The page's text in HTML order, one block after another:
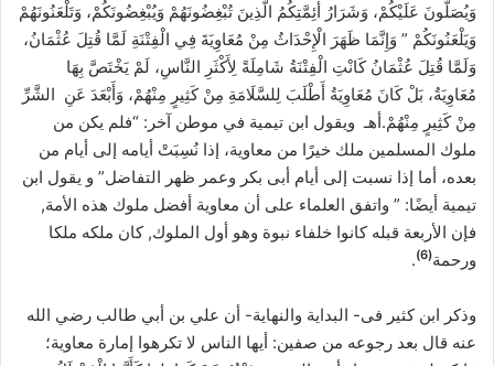
وَيُصَلُّونَ عَلَيْكُمْ، وَشَرَارُ أَئِمَّتِكُمُ الَّذِينَ تُبْغِضُونَهُمْ وَيُبْغِضُونَكُمْ، وَتَلْعَنُونَهُمْ
وَيَلْعَنُونَكُمْ ” وَإِنَّمَا ظَهَرَ الْإِحْدَاثُ مِنْ مُعَاوِيَةَ فِي الْفِتْنَةِ لَمَّا قُتِلَ عُثْمَانُ،
وَلَمَّا قُتِلَ عُثْمَانُ كَانْتِ الْفِتْنَةُ شَامِلَةً لِأَكْثَرِ النَّاسِ، لَمْ يَخْتَصَّ بِهَا
مُعَاوِيَةُ، بَلْ كَانَ مُعَاوِيَةُ أَطْلَبَ لِلسَّلَامَةِ مِنْ كَثِيرٍ مِنْهُمْ، وَأَبْعَدَ عَنِ الشَّرِّ
مِنْ كَثِيرٍ مِنْهُمْ.أهـ ويقول ابن تيمية في موطن آخر: “فلم يكن من
ملوك المسلمين ملك خيرًا من معاوية، إذا نُسِبَتْ أيامه إلى أيام من
بعده، أما إذا نسبت إلى أيام أبى بكر وعمر ظهر التفاضل” و يقول ابن
تيمية أيضًا: ” واتفق العلماء على أن معاوية أفضل ملوك هذه الأمة,
فإن الأربعة قبله كانوا خلفاء نبوة وهو أول الملوك, كان ملكه ملكا
ورحمة(
6
)
.
وذكر ابن كثير فى- البداية والنهاية- أن علي بن أبي طالب رضي الله
عنه قال بعد رجوعه من صفين: أيها الناس لا تكرهوا إمارة معاوية؛